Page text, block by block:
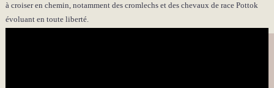
à croiser en chemin, notamment des cromlechs et des chevaux de race Pottok
évoluant en toute liberté.